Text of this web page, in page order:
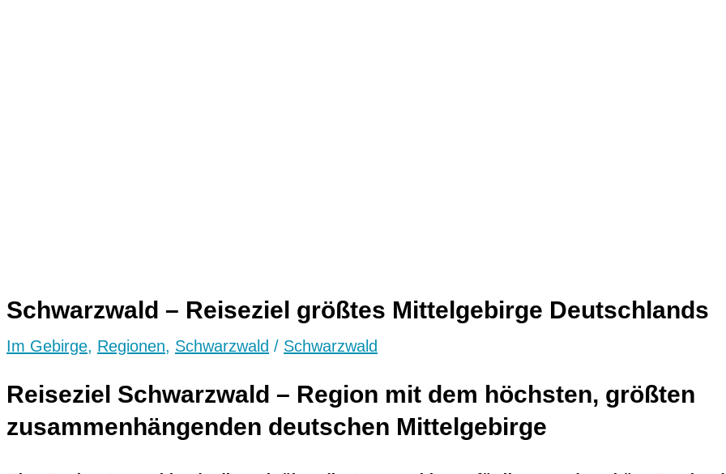
Schwarzwald – Reiseziel größtes Mittelgebirge Deutschlands
Im Gebirge, Regionen, Schwarzwald / Schwarzwald
Reiseziel Schwarzwald – Region mit dem höchsten, größten
zusammenhängenden deutschen Mittelgebirge